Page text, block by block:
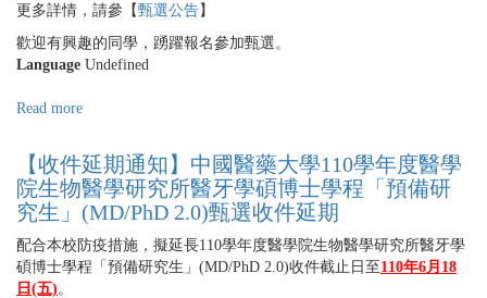
學
程
錄
國
醫
藥
年
度
醫
學
院
MD/PhD
更多詳情，請參【甄選公告】
歡迎有興趣的同學，踴躍報名參加甄選。
Language Undefined
Read more
件
延
期
通
知】
中
【收件延期通知】中國醫藥大學110學年度醫學
院生物醫學研究所醫牙學碩博士學程「預備研
究生」(MD/PhD 2.0)甄選收件延期
配合本校防疫措施，擬延長110學年度醫學院生物醫學研究所醫牙學
碩博士學程「預備研究生」(MD/PhD 2.0)收件截止日至110年6月18
日(五) 。